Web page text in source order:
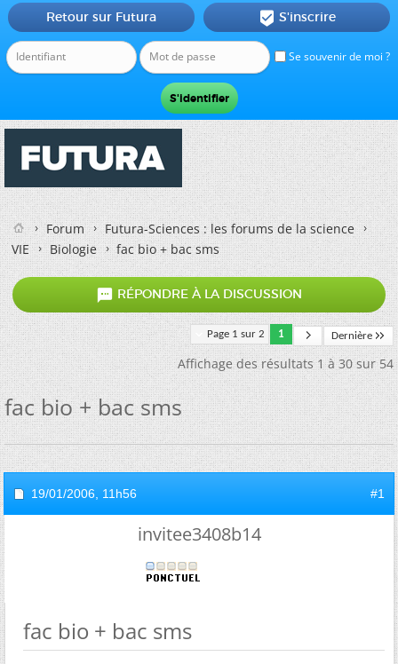
Se souvenir de moi ?
Retour sur Futura  S'inscrire
Forum
Futura-Sciences : les forums de la science
VIE
Biologie fac bio + bac sms
 RÉPONDRE À LA DISCUSSION
Page 1 sur 2 1 Dernière
Affichage des résultats 1 à 30 sur 54
fac bio + bac sms
19/01/2006, 11h56 #1
invitee3408b14
fac bio + bac sms